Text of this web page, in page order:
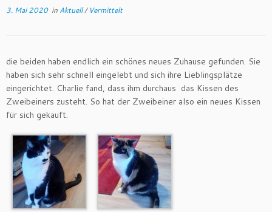
3. Mai 2020in Aktuell/ Vermittelt
die beiden haben endlich ein schönes neues Zuhause gefunden. Sie
haben sich sehr schnell eingelebt und sich ihre Lieblingsplätze
eingerichtet. Charlie fand, dass ihm durchaus das Kissen des
Zweibeiners zusteht. So hat der Zweibeiner also ein neues Kissen
für sich gekauft.